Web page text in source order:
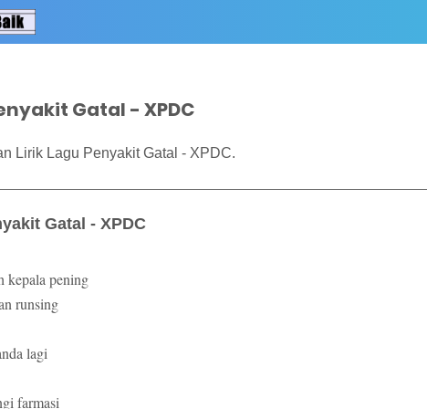
Gatal - XPDC
Lirik Lagu Penyakit Gatal - XPDC.
Gatal - XPDC
kepala pening
runsing
lagi
farmasi